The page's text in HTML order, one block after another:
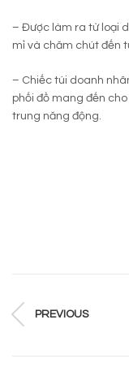
– Được làm ra từ loại
mỉ và chăm chút đến
– Chiếc túi doanh
phối đồ mang đến
trung năng động.
PREVIOUS